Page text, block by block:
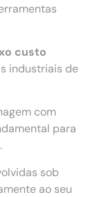
custo
industriais de
com
para
sob
ao seu